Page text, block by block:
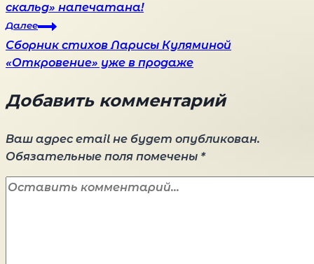
по
записям
скальд» напечатана!
Далее
Сборник стихов Ларисы Куляминой
«Откровение» уже в продаже
Добавить комментарий
Ваш адрес email не будет опубликован.
Обязательные поля помечены *